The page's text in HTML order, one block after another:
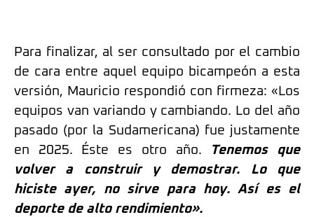
Para finalizar, al ser consultado por el cambio
de cara entre aquel equipo bicampeón a esta
versión, Mauricio respondió con firmeza: «Los
equipos van variando y cambiando. Lo del año
pasado (por la Sudamericana) fue justamente
en 2025. Éste es otro año. Tenemos que
volver a construir y demostrar. Lo que
hiciste ayer, no sirve para hoy. Así es el
deporte de alto rendimiento».